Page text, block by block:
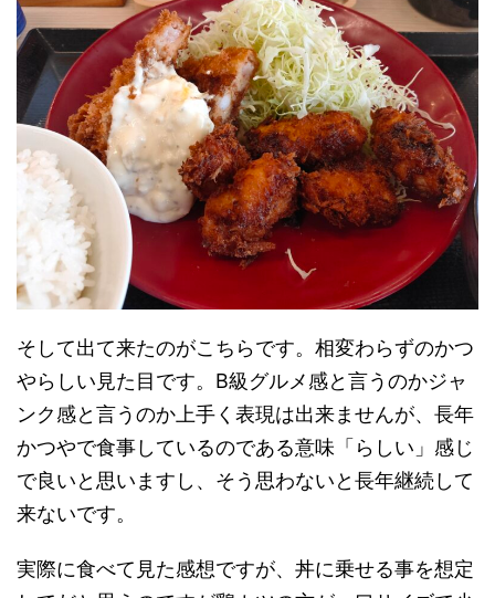
そして出て来たのがこちらです。相変わらずのかつ
やらしい見た目です。B級グルメ感と言うのかジャ
ンク感と言うのか上手く表現は出来ませんが、長年
かつやで食事しているのである意味「らしい」感じ
で良いと思いますし、そう思わないと長年継続して
来ないです。
実際に食べて見た感想ですが、丼に乗せる事を想定